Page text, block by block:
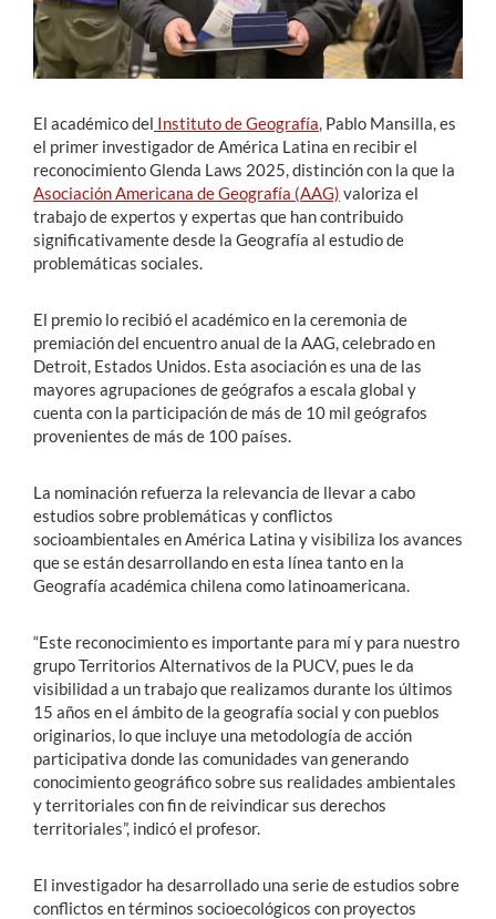
English
El académico del Instituto de Geografía , Pablo Mansilla, es
el primer investigador de América Latina en recibir el
reconocimiento Glenda Laws 2025, distinción con la que la
Asociación Americana de Geografía (AAG) valoriza el
trabajo de expertos y expertas que han contribuido
significativamente desde la Geografía al estudio de
problemáticas sociales.
El premio lo recibió el académico en la ceremonia de
premiación del encuentro anual de la AAG, celebrado en
Detroit, Estados Unidos. Esta asociación es una de las
mayores agrupaciones de geógrafos a escala global y
cuenta con la participación de más de 10 mil geógrafos
provenientes de más de 100 países.
La nominación refuerza la relevancia de llevar a cabo
estudios sobre problemáticas y conflictos
socioambientales en América Latina y visibiliza los avances
que se están desarrollando en esta línea tanto en la
Geografía académica chilena como latinoamericana.
“Este reconocimiento es importante para mí y para nuestro
grupo Territorios Alternativos de la PUCV, pues le da
visibilidad a un trabajo que realizamos durante los últimos
15 años en el ámbito de la geografía social y con pueblos
originarios, lo que incluye una metodología de acción
participativa donde las comunidades van generando
conocimiento geográfico sobre sus realidades ambientales
y territoriales con fin de reivindicar sus derechos
territoriales”, indicó el profesor.
El investigador ha desarrollado una serie de estudios sobre
conflictos en términos socioecológicos con proyectos